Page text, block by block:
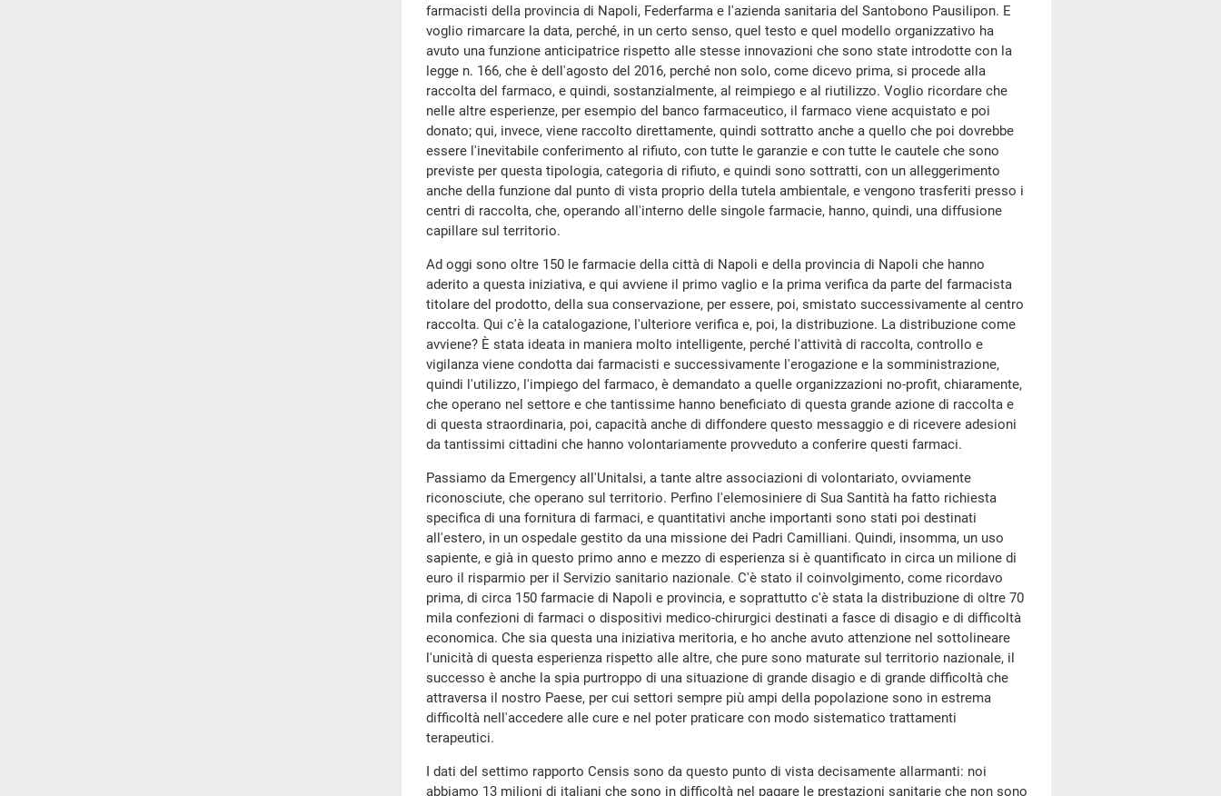
farmacisti della provincia di Napoli, Federfarma e l'azienda sanitaria del Santobono Pausilipon. E
voglio rimarcare la data, perché, in un certo senso, quel testo e quel modello organizzativo ha
avuto una funzione anticipatrice rispetto alle stesse innovazioni che sono state introdotte con la
legge n. 166, che è dell'agosto del 2016, perché non solo, come dicevo prima, si procede alla
raccolta del farmaco, e quindi, sostanzialmente, al reimpiego e al riutilizzo. Voglio ricordare che
nelle altre esperienze, per esempio del banco farmaceutico, il farmaco viene acquistato e poi
donato; qui, invece, viene raccolto direttamente, quindi sottratto anche a quello che poi dovrebbe
essere l'inevitabile conferimento al rifiuto, con tutte le garanzie e con tutte le cautele che sono
previste per questa tipologia, categoria di rifiuto, e quindi sono sottratti, con un alleggerimento
anche della funzione dal punto di vista proprio della tutela ambientale, e vengono trasferiti presso i
centri di raccolta, che, operando all'interno delle singole farmacie, hanno, quindi, una diffusione
capillare sul territorio.
Ad oggi sono oltre 150 le farmacie della città di Napoli e della provincia di Napoli che hanno
aderito a questa iniziativa, e qui avviene il primo vaglio e la prima verifica da parte del farmacista
titolare del prodotto, della sua conservazione, per essere, poi, smistato successivamente al centro
raccolta. Qui c'è la catalogazione, l'ulteriore verifica e, poi, la distribuzione. La distribuzione come
avviene? È stata ideata in maniera molto intelligente, perché l'attività di raccolta, controllo e
vigilanza viene condotta dai farmacisti e successivamente l'erogazione e la somministrazione,
quindi l'utilizzo, l'impiego del farmaco, è demandato a quelle organizzazioni no-profit, chiaramente,
che operano nel settore e che tantissime hanno beneficiato di questa grande azione di raccolta e
di questa straordinaria, poi, capacità anche di diffondere questo messaggio e di ricevere adesioni
da tantissimi cittadini che hanno volontariamente provveduto a conferire questi farmaci.
Passiamo da Emergency all'Unitalsi, a tante altre associazioni di volontariato, ovviamente
riconosciute, che operano sul territorio. Perfino l'elemosiniere di Sua Santità ha fatto richiesta
specifica di una fornitura di farmaci, e quantitativi anche importanti sono stati poi destinati
all'estero, in un ospedale gestito da una missione dei Padri Camilliani. Quindi, insomma, un uso
sapiente, e già in questo primo anno e mezzo di esperienza si è quantificato in circa un milione di
euro il risparmio per il Servizio sanitario nazionale. C'è stato il coinvolgimento, come ricordavo
prima, di circa 150 farmacie di Napoli e provincia, e soprattutto c'è stata la distribuzione di oltre 70
mila confezioni di farmaci o dispositivi medico-chirurgici destinati a fasce di disagio e di difficoltà
economica. Che sia questa una iniziativa meritoria, e ho anche avuto attenzione nel sottolineare
l'unicità di questa esperienza rispetto alle altre, che pure sono maturate sul territorio nazionale, il
successo è anche la spia purtroppo di una situazione di grande disagio e di grande difficoltà che
attraversa il nostro Paese, per cui settori sempre più ampi della popolazione sono in estrema
difficoltà nell'accedere alle cure e nel poter praticare con modo sistematico trattamenti
terapeutici.
I dati del settimo rapporto Censis sono da questo punto di vista decisamente allarmanti: noi
abbiamo 13 milioni di italiani che sono in difficoltà nel pagare le prestazioni sanitarie che non sono